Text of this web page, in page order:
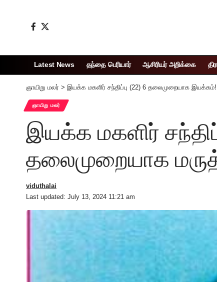
Latest News தந்தை பெரியார் ஆசிரியர் அறிக்கை
ஞாயிறு மலர் > இயக்க மகளிர் சந்திப்பு (22) 6 தலைமுறையாக
ஞாயிறு மலர்
இயக்க மகளிர்
தலைமுறையாக
Last updated: July 13, 2024 11:21 am
viduthalai